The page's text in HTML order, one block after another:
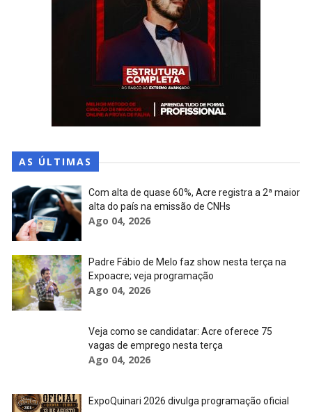
AS ÚLTIMAS
Com alta de quase 60%, Acre registra a 2ª maior
alta do país na emissão de CNHs
Ago 04, 2026
Padre Fábio de Melo faz show nesta terça na
Expoacre; veja programação
Ago 04, 2026
Veja como se candidatar: Acre oferece 75
vagas de emprego nesta terça
Ago 04, 2026
ExpoQuinari 2026 divulga programação oficial